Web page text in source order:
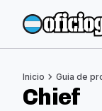
Inicio chevron_right Guia de
Chief